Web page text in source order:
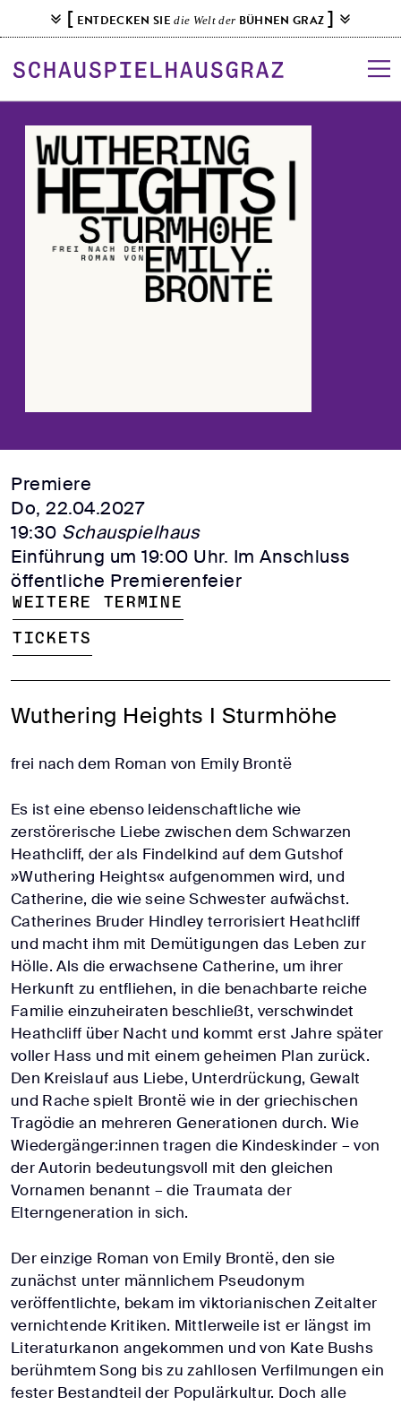
k
p
t
o
c
o
t
e
n
t
[ ENTDECKEN SIEdie Welt der BÜHNEN GRAZ ]
Premiere
Do, 22.04.2027
19:30 Schauspielhaus
Einführung um 19:00 Uhr. Im Anschluss
öffentliche Premierenfeier
Weitere Termine
Tickets
Wuthering Heights I Sturmhöhe
frei nach dem Roman von Emily Brontë
Es ist eine ebenso leidenschaftliche wie
zerstörerische Liebe zwischen dem Schwarzen
Heathcliff, der als Findelkind auf dem Gutshof
»Wuthering Heights« aufgenommen wird, und
Catherine, die wie seine Schwester aufwächst.
Catherines Bruder Hindley terrorisiert Heathcliff
und macht ihm mit Demütigungen das Leben zur
Hölle. Als die erwachsene Catherine, um ihrer
Herkunft zu entfliehen, in die benachbarte reiche
Familie einzuheiraten beschließt, verschwindet
Heathcliff über Nacht und kommt erst Jahre später
voller Hass und mit einem geheimen Plan zurück.
Den Kreislauf aus Liebe, Unterdrückung, Gewalt
und Rache spielt Brontë wie in der griechischen
Tragödie an mehreren Generationen durch. Wie
Wiedergänger:innen tragen die Kindeskinder – von
der Autorin bedeutungsvoll mit den gleichen
Vornamen benannt – die Traumata der
Elterngeneration in sich.
Der einzige Roman von Emily Brontë, den sie
zunächst unter männlichem Pseudonym
veröffentlichte, bekam im viktorianischen Zeitalter
vernichtende Kritiken. Mittlerweile ist er längst im
Literaturkanon angekommen und von Kate Bushs
berühmtem Song bis zu zahllosen Verfilmungen ein
fester Bestandteil der Populärkultur. Doch alle